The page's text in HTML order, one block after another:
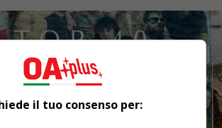
il tuo consenso per: